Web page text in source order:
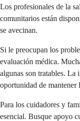
Los profesionales de la
comunitarios están
se avecinan.
Si le preocupan los
evaluación médica.
algunas son tratables. La
oportunidad de
Para los cuidadores y
esencial. Busque apoyo